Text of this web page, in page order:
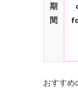
期
間
おすすめ